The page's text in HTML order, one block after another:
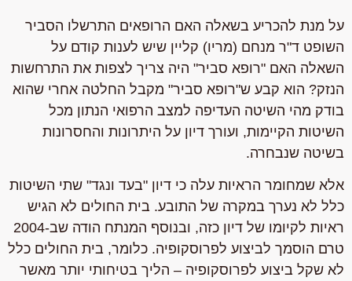
על מנת להכריע בשאלה האם הרופאים התרשלו הסביר
השופט ד"ר מנחם (מריו) קליין שיש לענות קודם על
השאלה האם "רופא סביר" היה צריך לצפות את התרחשות
הנזק? הוא קבע ש"רופא סביר" מקבל החלטה אחרי שהוא
בודק מהי השיטה העדיפה למצב הרפואי הנתון מכל
השיטות הקיימות, ועורך דיון על היתרונות והחסרונות
בשיטה שנבחרה.
אלא שמחומר הראיות עלה כי דיון "בעד ונגד" שתי השיטות
כלל לא נערך במקרה של התובע. בית החולים לא הגיש
ראיות לקיומו של דיון כזה, ובנוסף המנתח הודה שב-2004
טרם הוסמך לביצוע לפרוסקופיה. כלומר, בית החולים כלל
לא שקל ביצוע לפרוסקופיה – הליך בטיחותי יותר מאשר